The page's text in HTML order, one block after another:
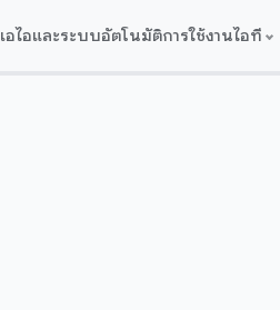
เอไอและระบบอัตโนมัติการใช้งานไอที